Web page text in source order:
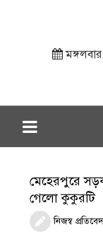
মঙ্গলবার
মেহেরপুরে সড়ক
গেলো কুকুরটি
নিজস্ব